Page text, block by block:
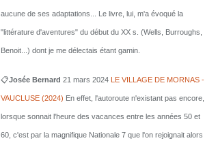
aucune de ses adaptations... Le livre, lui, m'a évoqué la
"littérature d'aventures" du début du XX s. (Wells, Burroughs,
Benoit...) dont je me délectais étant gamin.
📋Josée Bernard 21 mars 2024 LE VILLAGE DE MORNAS -
VAUCLUSE (2024) En effet, l'autoroute n'existant pas encore,
lorsque sonnait l'heure des vacances entre les années 50 et
60, c'est par la magnifique Nationale 7 que l'on rejoignait alors